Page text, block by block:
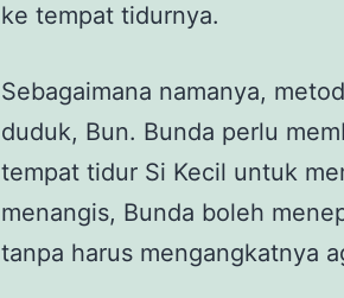
ke tempat tidurnya.
Sebagaimana namanya,
duduk, Bun. Bunda perlu
tempat tidur Si Kecil untuk
menangis, Bunda boleh
tanpa harus mengangkatnya